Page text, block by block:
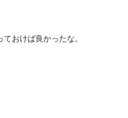
おけば良かったな。